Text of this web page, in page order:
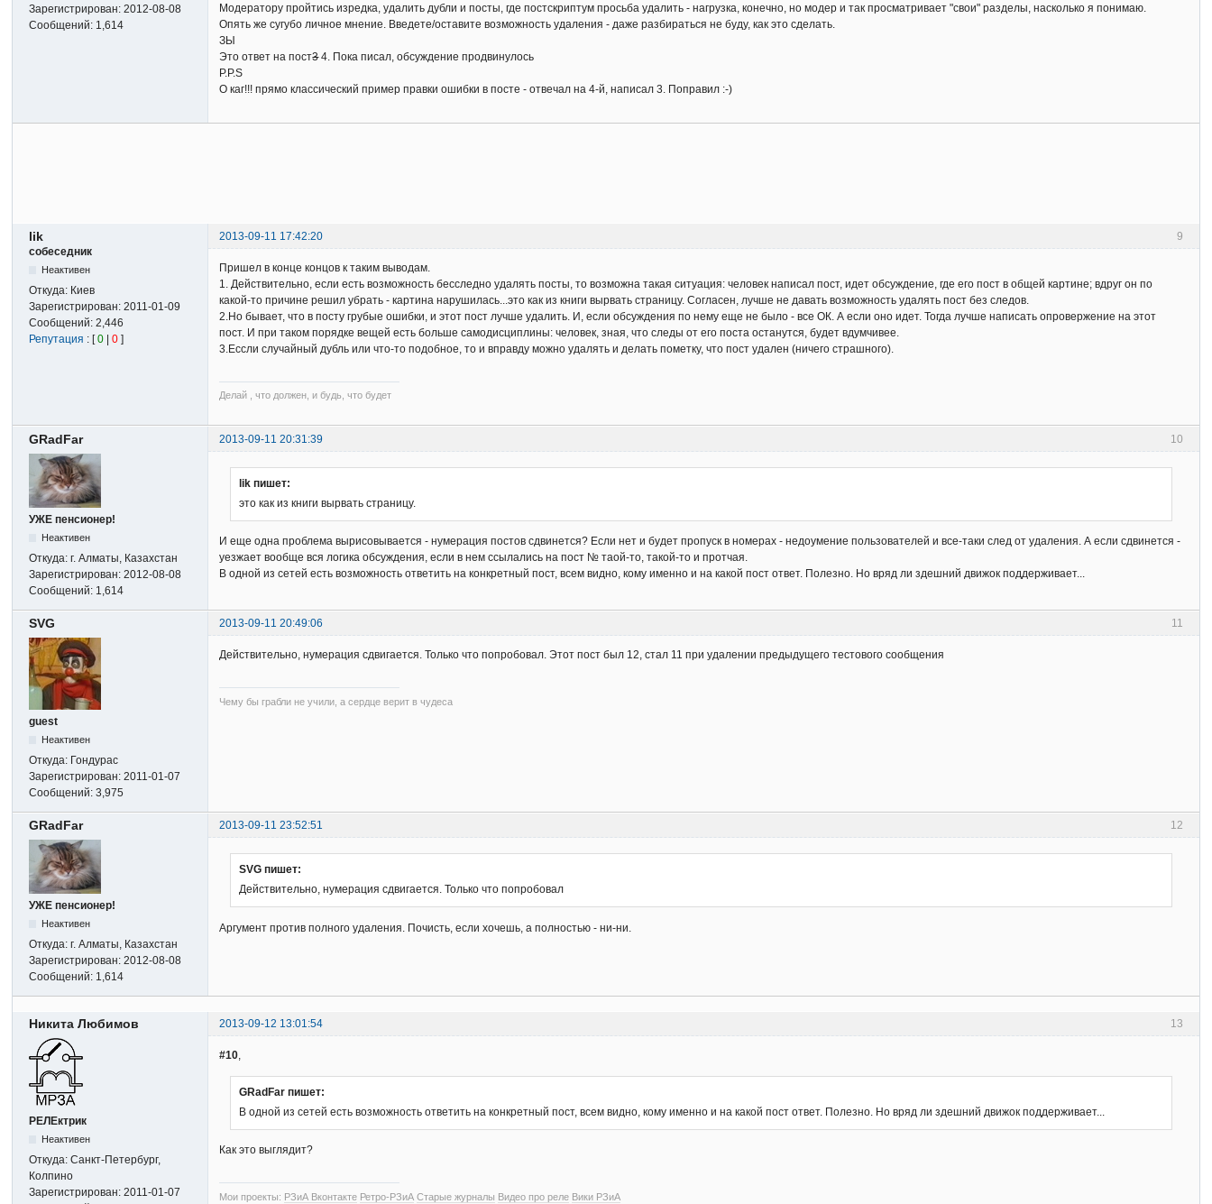
Зарегистрирован:2012-08-08
Сообщений: 1,614
Модератору пройтись изредка, удалить дубли и посты, где постскриптум просьба удалить - нагрузка, конечно, но модер и так просматривает "свои" разделы, насколько я понимаю.
Опять же сугубо личное мнение. Введете/оставите возможность удаления - даже разбираться не буду, как это сделать.
ЗЫ
Это ответ на пост34. Пока писал, обсуждение продвинулось
P.P.S
О каг!!! прямо классический пример правки ошибки в посте - отвечал на 4-й, написал 3. Поправил :-)
9
lik
2013-09-11 17:42:20
собеседник
Неактивен
Откуда: Киев
Зарегистрирован:2011-01-09
Сообщений:2,446
Репутация : [0 |0 ]
Пришел в конце концов к таким выводам.
1. Действительно, если есть возможность бесследно удалять посты, то возможна такая ситуация: человек написал пост, идет обсуждение, где его пост в общей картине; вдруг он по
какой-то причине решил убрать - картина нарушилась...это как из книги вырвать страницу. Согласен, лучше не давать возможность удалять пост без следов.
2.Но бывает, что в посту грубые ошибки, и этот пост лучше удалить. И, если обсуждения по нему еще не было - все ОК. А если оно идет. Тогда лучше написать опровержение на этот
пост. И при таком порядке вещей есть больше самодисциплины: человек, зная, что следы от его поста останутся, будет вдумчивее.
3.Ессли случайный дубль или что-то подобное, то и вправду можно удалять и делать пометку, что пост удален (ничего страшного).
Делай , что должен, и будь, что будет
10
GRadFar 2013-09-11 20:31:39
УЖЕ пенсионер!
Неактивен
Откуда:г. Алматы, Казахстан
Зарегистрирован:2012-08-08
Сообщений: 1,614
lik пишет:
это как из книги вырвать страницу.
И еще одна проблема вырисовывается - нумерация постов сдвинется? Если нет и будет пропуск в номерах - недоумение пользователей и все-таки след от удаления. А если сдвинется -
уезжает вообще вся логика обсуждения, если в нем ссылались на пост № таой-то, такой-то и протчая.
В одной из сетей есть возможность ответить на конкретный пост, всем видно, кому именно и на какой пост ответ. Полезно. Но вряд ли здешний движок поддерживает...
11
SVG 2013-09-11 20:49:06
guest
Неактивен
Откуда: Гондурас
Зарегистрирован:2011-01-07
Сообщений:3,975
Действительно, нумерация сдвигается. Только что попробовал. Этот пост был 12, стал 11 при удалении предыдущего тестового сообщения
Чему бы грабли не учили, а сердце верит в чудеса
12
GRadFar 2013-09-11 23:52:51
УЖЕ пенсионер!
Неактивен
Откуда:г. Алматы, Казахстан
Зарегистрирован:2012-08-08
Сообщений: 1,614
SVG пишет:
Действительно, нумерация сдвигается. Только что попробовал
Аргумент против полного удаления. Почисть, если хочешь, а полностью - ни-ни.
13
Никита Любимов 2013-09-12 13:01:54
РЕЛЕктрик
Неактивен
Откуда:Санкт-Петербург,
Колпино
Зарегистрирован:2011-01-07
#10,
GRadFar пишет:
В одной из сетей есть возможность ответить на конкретный пост, всем видно, кому именно и на какой пост ответ. Полезно. Но вряд ли здешний движок поддерживает...
Как это выглядит?
Мои проекты: РЗиА Вконтакте Ретро-РЗиА Старые журналы Видео про реле Вики РЗиА